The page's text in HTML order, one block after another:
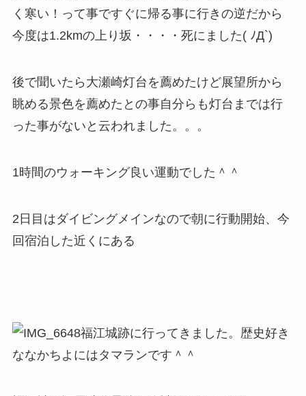
く寒い！って事ですぐに帰る事に行きの逆だから
今度は1.2kmの上り坂・・・・死にました( ﾉД`)
後で聞いたら大瀬崎灯台を薦めたけど展望所から
眺める景色を薦めたとの事自分らも灯台までは行
った事がないと云われました。。。
1時間のウォーキング良い運動でした＾＾
2日目はダイビングメインなので朝に行動開始、今
回宿泊した近くにある
福江城跡に行ってきました。歴史好き
ななかちよにはタマランです＾＾